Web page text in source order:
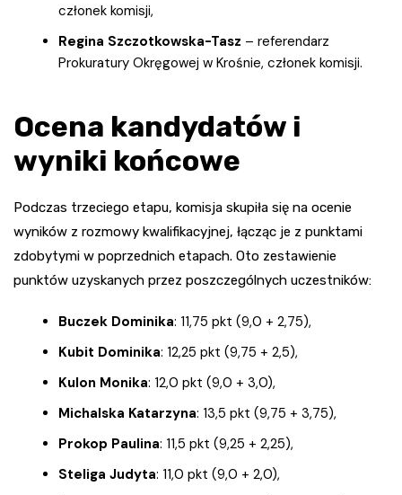
członek komisji,
Regina Szczotkowska-Tasz – referendarz
Prokuratury Okręgowej w Krośnie, członek komisji.
Ocena kandydatów i
wyniki końcowe
Podczas trzeciego etapu, komisja skupiła się na ocenie
wyników z rozmowy kwalifikacyjnej, łącząc je z punktami
zdobytymi w poprzednich etapach. Oto zestawienie
punktów uzyskanych przez poszczególnych uczestników:
Buczek Dominika: 11,75 pkt (9,0 + 2,75),
Kubit Dominika: 12,25 pkt (9,75 + 2,5),
Kulon Monika: 12,0 pkt (9,0 + 3,0),
Michalska Katarzyna: 13,5 pkt (9,75 + 3,75),
Prokop Paulina: 11,5 pkt (9,25 + 2,25),
Steliga Judyta: 11,0 pkt (9,0 + 2,0),